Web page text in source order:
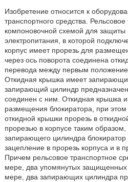
Изобретение относится к
транспортного средства.
компоновочной схемой для защиты
электропитания, в которой
корпус имеет прорезь для
через ось поворота соединена
перевода между первым
Откидная крышка имеет
запирающий цилиндр
соединен с ним. Откидная крышка
размещения блокиратора, при
откидной крышки прорезь в
прорезью в корпусе таким
запирающего цилиндра блокиратор
зацепление в прорезь корпуса и в
Причем рельсовое транспортное
мере, два упомянутых
мере, два запирающих цилиндра